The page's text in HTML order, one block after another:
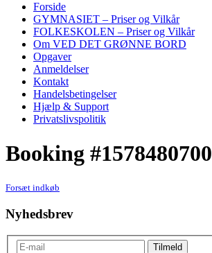
Forside
GYMNASIET – Priser og Vilkår
FOLKESKOLEN – Priser og Vilkår
Om VED DET GRØNNE BORD
Opgaver
Anmeldelser
Kontakt
Handelsbetingelser
Hjælp & Support
Privatslivspolitik
Booking #1578480700
Forsæt indkøb
Nyhedsbrev